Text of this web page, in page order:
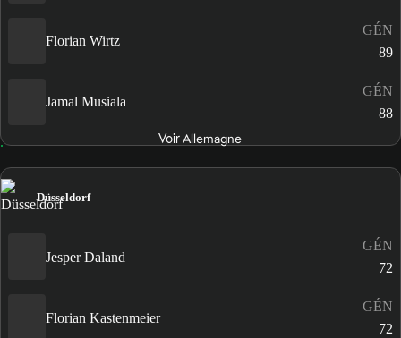
Florian Wirtz
GÉN
89
Jamal Musiala
GÉN
88
Voir Allemagne
Düsseldorf
Jesper Daland
GÉN
72
Florian Kastenmeier
GÉN
72